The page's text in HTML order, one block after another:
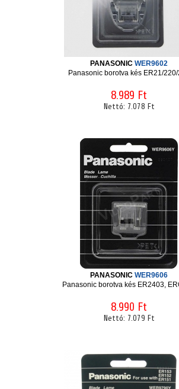
PANASONIC WER9602
Panasonic borotva kés ER21/
8.989 Ft
Nettó: 7.078 Ft
PANASONIC WER9606
Panasonic borotva kés ER2403,
8.990 Ft
Nettó: 7.079 Ft